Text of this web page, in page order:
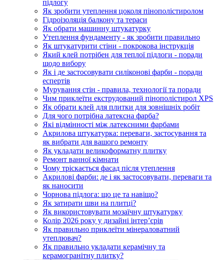
підлогу
Як зробити утеплення цоколя пінополістиролом
Гідроізоляція балкону та тераси
Як обрати машинну штукатурку
Утеплення фундаменту - як зробити правильно
Як штукатурити стіни - покрокова інструкція
Який клей потрібен для теплої підлоги - поради
щодо вибору
Як і де застосовувати силіконові фарби - поради
еспертів
Мурування стін - правила, технології та поради
Чим приклеїти екструдований пінополістирол XPS
Як обрати клей для плитки для зовнішніх робіт
Для чого потрібна латексна фарба?
Які відмінності між латексними фарбами
Акрилова штукатурка: переваги, застосування та
як вибрати для вашого ремонту
Як укладати великоформатну плитку
Ремонт ванної кімнати
Чому тріскається фасад після утеплення
Акрилові фарби: де і як застосовувати, переваги та
як наносити
Чорнова підлога: що це та навіщо?
Як затирати шви на плитці?
Як використовувати мозаїчну штукатурку
Колір 2026 року у дизайні інтерʼєрів
Як правильно приклеїти мінераловатний
утеплювач?
Як правильно укладати керамічну та
керамогранітну плитку?